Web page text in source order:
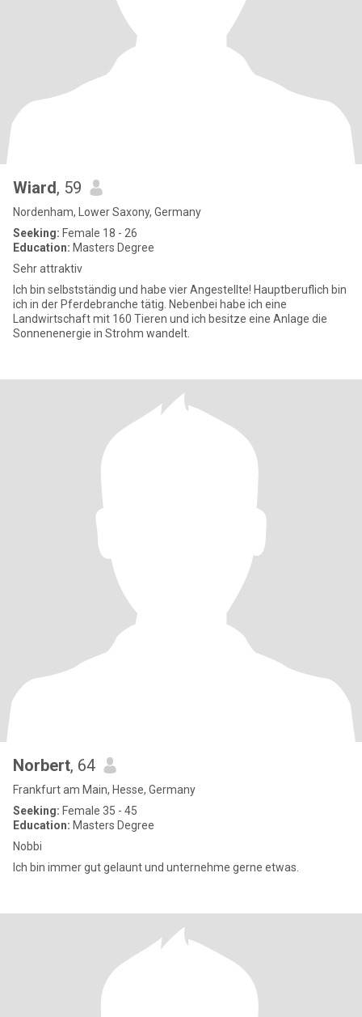
Wiard, 59
Nordenham, Lower Saxony, Germany
Seeking: Female 18 - 26
Education: Masters Degree
Sehr attraktiv
Ich bin selbstständig und habe vier Angestellte! Hauptberuflich bin
ich in der Pferdebranche tätig. Nebenbei habe ich eine
Landwirtschaft mit 160 Tieren und ich besitze eine Anlage die
Sonnenenergie in Strohm wandelt.
Norbert, 64
Frankfurt am Main, Hesse, Germany
Seeking: Female 35 - 45
Education: Masters Degree
Nobbi
Ich bin immer gut gelaunt und unternehme gerne etwas.